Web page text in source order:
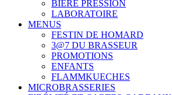
BIÈRE PRESSION
LABORATOIRE
MENUS
FESTIN DE HOMARD
3@7 DU BRASSEUR
PROMOTIONS
ENFANTS
FLAMMKUECHES
MICROBRASSERIES